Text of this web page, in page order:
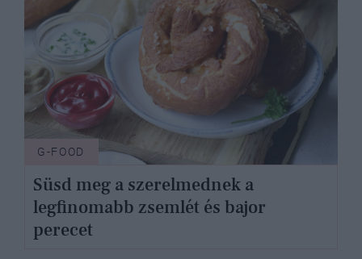
G-FOOD
Süsd meg a szerelmednek a
legfinomabb zsemlét és bajor
perecet